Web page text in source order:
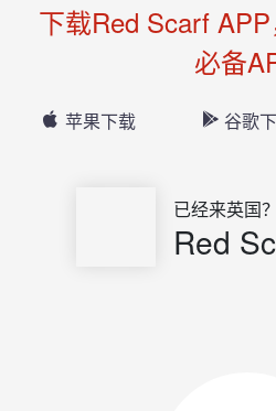
下载Red Scarf
必备
苹果下载 谷歌
已经来英国
Red